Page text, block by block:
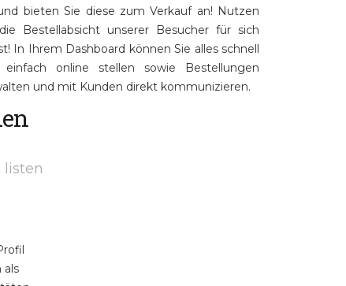
bieten Sie diese zum Verkauf an! Nutzen
Bestellabsicht unserer Besucher für sich
In Ihrem Dashboard können Sie alles schnell
einfach online stellen sowie Bestellungen
und mit Kunden direkt kommunizieren.
listen
als